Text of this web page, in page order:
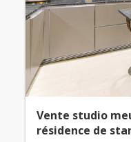
Vente studio
résidence de